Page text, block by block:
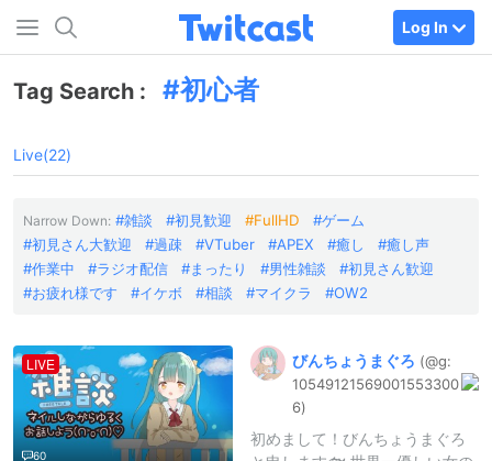
Log In
Tag Search : 初心者
Live(22)
Narrow Down: 雑談 初見歓迎 FullHD
ゲーム
初見さん大歓迎
過疎 VTuber APEX 癒し
癒し声
作業中
ラジオ配信 まったり 男性雑談
初見さん歓迎
お疲れ様です
イケボ 相談 マイクラ OW2
LIVE
60
びんちょうまぐろ (@g:
10549121569001553300
6)
初めまして！びんちょうまぐろ